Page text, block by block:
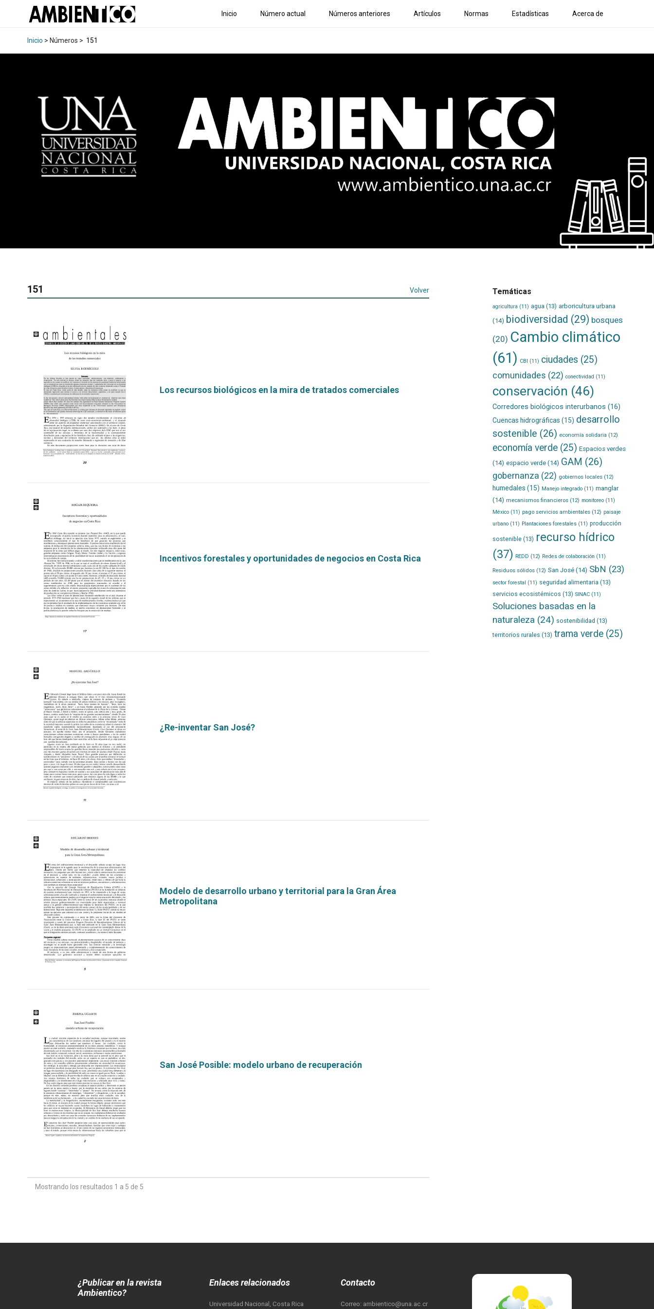
Inicio Número actual Números anteriores Artículos Normas Estadísticas Acerca de
Inicio > Números > 151
151 Volver
Los recursos biológicos en la mira de tratados comerciales
Incentivos forestales y oportunidades de negocios en Costa Rica
¿Re-inventar San José?
Modelo de desarrollo urbano y territorial para la Gran Área
Metropolitana
San José Posible: modelo urbano de recuperación
Mostrando los resultados 1 a 5 de 5
Temáticas
agricultura (11) agua (13) arboricultura urbana
(14) biodiversidad (29) bosques
(20) Cambio climático
(61) CBI (11) ciudades (25)
comunidades (22) conectividad (11)
conservación (46)
Corredores biológicos interurbanos (16)
Cuencas hidrográficas (15) desarrollo
sostenible (26) economía solidaria (12)
economía verde(25) Espacios verdes
(14) espacio verde(14) GAM (26)
gobernanza (22) gobiernos locales(12)
humedales (15) Manejo integrado(11) manglar
(14) mecanismos financieros(12) monitoreo(11)
México(11) pago servicios ambientales(12) paisaje
urbano(11) Plantaciones forestales(11) producción
sostenible(13) recurso hídrico
(37) REDD (12) Redes de colaboración (11)
Residuos sólidos(12) San José(14) SbN (23)
sector forestal (11) seguridad alimentaria (13)
servicios ecosistémicos (13) SINAC(11)
Soluciones basadas en la
naturaleza (24) sostenibilidad (13)
territorios rurales (13) trama verde(25)
¿Publicar en la revista
Ambientico?
Enlaces relacionados
Universidad Nacional, Costa Rica
Contacto
Correo: ambientico@una.ac.cr